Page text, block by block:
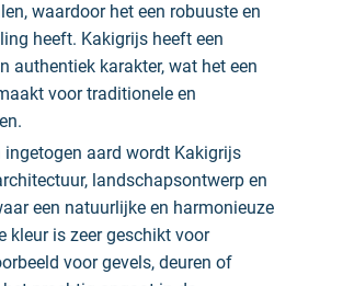
waardoor het een robuuste en
heeft. Kakigrijs heeft een
authentiek karakter, wat het een
voor traditionele en
ingetogen aard wordt Kakigrijs
landschapsontwerp en
een natuurlijke en harmonieuze
kleur is zeer geschikt voor
voor gevels, deuren of